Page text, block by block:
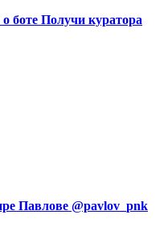
боте Получи куратора
Павлове @pavlov_pnk